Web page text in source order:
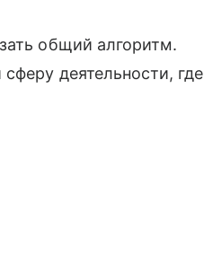
общий алгоритм.
деятельности, где